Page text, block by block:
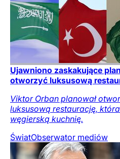
Ujawniono zaskakujące
otworzyć luksusową
Viktor Orban planował
luksusową restaurację,
węgierską kuchnię.
ŚwiatObserwator mediów